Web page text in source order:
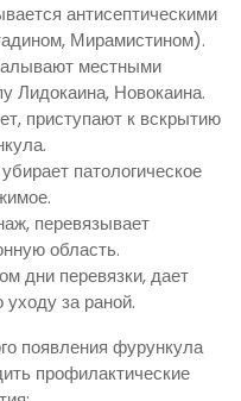
антисептическими
Мирамистином).
местными
Лидокаина, Новокаина.
приступают к вскрытию
патологическое
перевязывает
область.
дни перевязки, дает
за раной.
появления фурункула
профилактические